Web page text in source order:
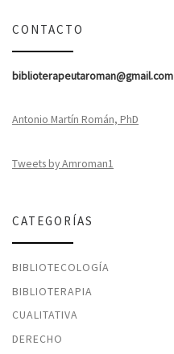
CONTACTO
biblioterapeutaroman@gmail.com
Antonio Martín Román, PhD
Tweets by Amroman1
CATEGORÍAS
BIBLIOTECOLOGÍA
BIBLIOTERAPIA
CUALITATIVA
DERECHO